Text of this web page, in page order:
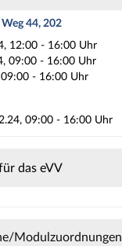
44, 202
12:00 - 16:00 Uhr
09:00 - 16:00 Uhr
09:00 - 16:00 Uhr
09:00 - 16:00 Uhr
das eVV
Modulzuordnungen